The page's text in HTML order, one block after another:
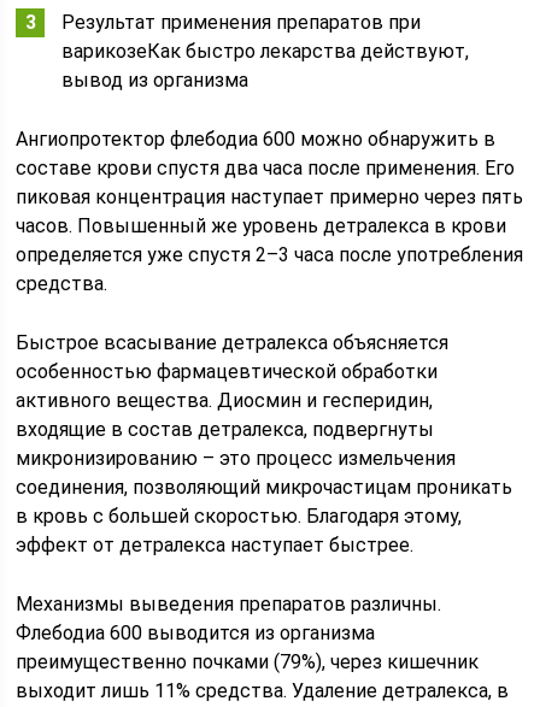
Результат применения препаратов при
варикозеКак быстро лекарства действуют,
вывод из организма
Ангиопротектор флебодиа 600 можно обнаружить в
составе крови спустя два часа после применения. Его
пиковая концентрация наступает примерно через пять
часов. Повышенный же уровень детралекса в крови
определяется уже спустя 2–3 часа после употребления
средства.
Быстрое всасывание детралекса объясняется
особенностью фармацевтической обработки
активного вещества. Диосмин и гесперидин,
входящие в состав детралекса, подвергнуты
микронизированию – это процесс измельчения
соединения, позволяющий микрочастицам проникать
в кровь с большей скоростью. Благодаря этому,
эффект от детралекса наступает быстрее.
Механизмы выведения препаратов различны.
Флебодиа 600 выводится из организма
преимущественно почками (79%), через кишечник
выходит лишь 11% средства. Удаление детралекса, в